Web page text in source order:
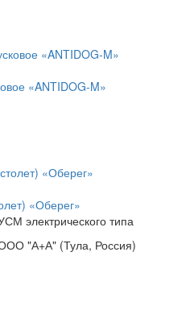
«ANTIDOG-M»
«Оберег»
электрического типа
"А+А" (Тула, Россия)